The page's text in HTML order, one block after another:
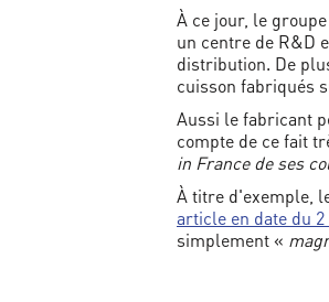
À ce jour, le
un centre de R&D
distribution. De
cuisson fabriqués
Aussi le fabricant
compte de ce fait
in France de ses
À titre d'exemple,
article en date du
simplement «